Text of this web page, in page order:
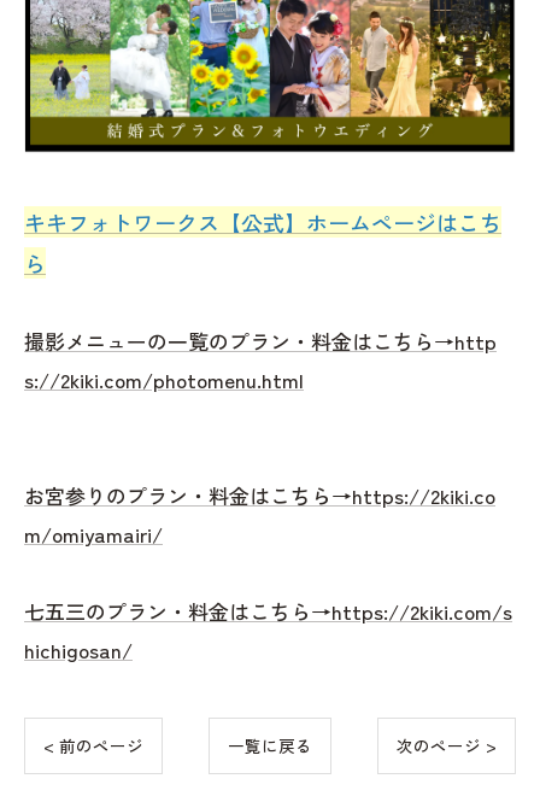
キキフォトワークス【公式】ホームページはこち
ら
撮影メニューの一覧のプラン・料金はこちら→http
s://2kiki.com/photomenu.html
お宮参りのプラン・料金はこちら→https://2kiki.co
m/omiyamairi/
七五三のプラン・料金はこちら→https://2kiki.com/s
hichigosan/
< 前のページ 一覧に戻る 次のページ >